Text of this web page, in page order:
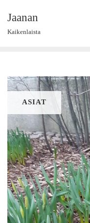
content
Jaanan
Kaikenlaista
ASIAT